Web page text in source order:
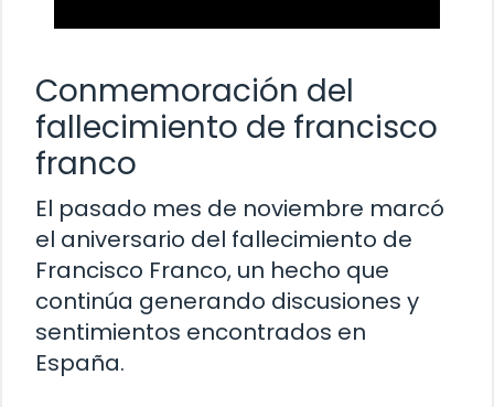
Conmemoración del
fallecimiento de francisco
franco
El pasado mes de noviembre marcó
el aniversario del fallecimiento de
Francisco Franco, un hecho que
continúa generando discusiones y
sentimientos encontrados en
España.